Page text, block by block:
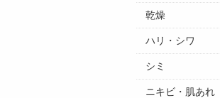
乾燥
ハリ・シワ
シミ
ニキビ・肌あれ